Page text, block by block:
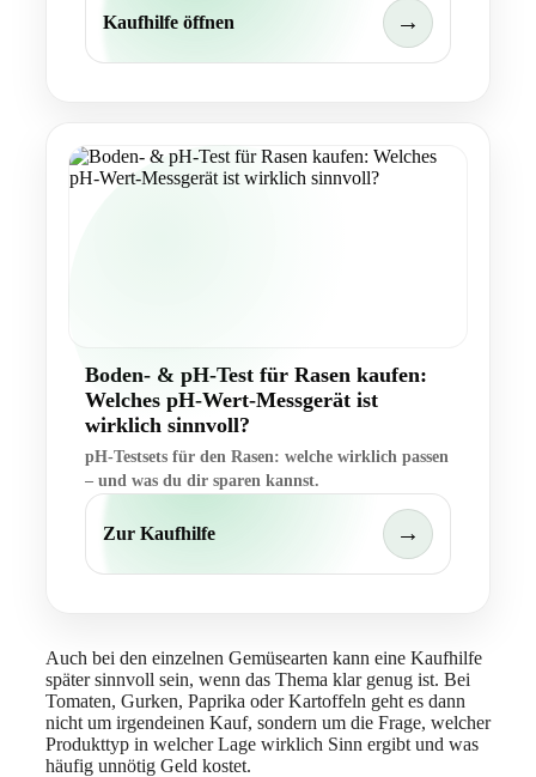
Kaufhilfe öffnen →
Boden- & pH-Test für Rasen kaufen:
Welches pH-Wert-Messgerät ist
wirklich sinnvoll?
pH-Testsets für den Rasen: welche wirklich passen
– und was du dir sparen kannst.
Zur Kaufhilfe →
Auch bei den einzelnen Gemüsearten kann eine Kaufhilfe
später sinnvoll sein, wenn das Thema klar genug ist. Bei
Tomaten, Gurken, Paprika oder Kartoffeln geht es dann
nicht um irgendeinen Kauf, sondern um die Frage, welcher
Produkttyp in welcher Lage wirklich Sinn ergibt und was
häufig unnötig Geld kostet.